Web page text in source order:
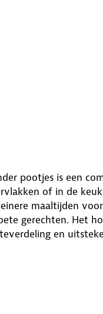
pootjes is een
of in de
maaltijden
gerechten. Het
en
De vlakke bodem